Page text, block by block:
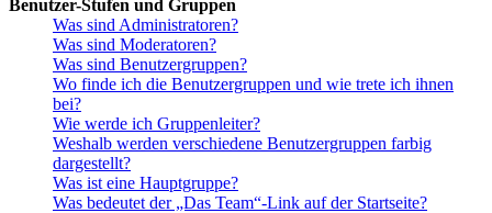
Benutzer-Stufen und Gruppen
Was sind Administratoren?
Was sind Moderatoren?
Was sind Benutzergruppen?
Wo finde ich die Benutzergruppen und wie trete ich ihnen
bei?
Wie werde ich Gruppenleiter?
Weshalb werden verschiedene Benutzergruppen farbig
dargestellt?
Was ist eine Hauptgruppe?
Was bedeutet der „Das Team“-Link auf der Startseite?